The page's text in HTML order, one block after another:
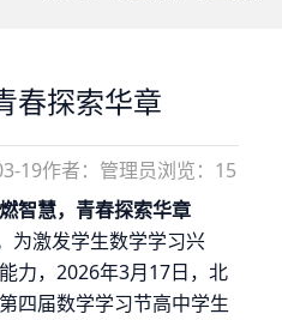
春探索华章
19作者：管理员浏览：15
智慧，青春探索华章
为激发学生数学学习兴
力， 2026年3月17日，北
四届数学学习节高中学生